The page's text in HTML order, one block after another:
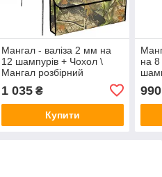
Мангал - валіза 2 мм на
12 шампурів + Чохол \
Мангал розбірний
1 035₴
Купити
на
990